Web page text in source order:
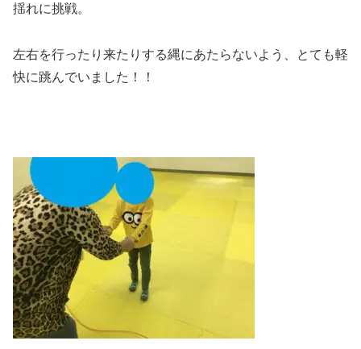
揺れに挑戦。
左右を行ったり来たりする縄にあたらないよう、とても軽
快に跳んでいました！！